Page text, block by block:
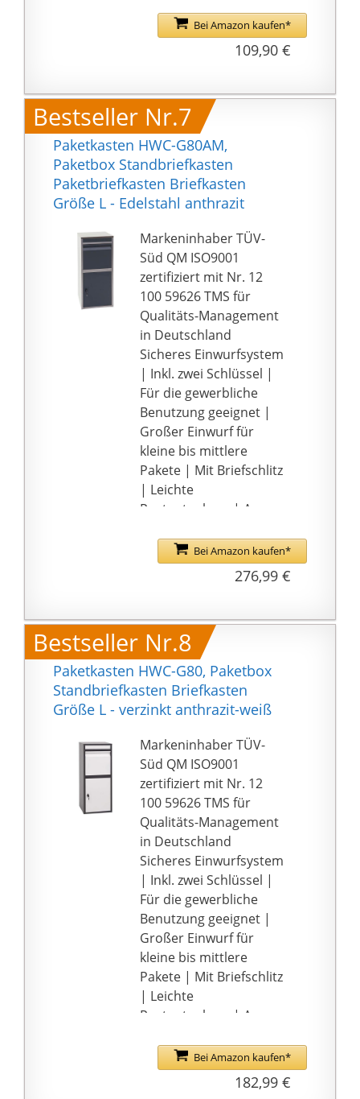
Das Schloss des
Briefkastens (inklusive 2
Schlüssel) befindet sich
unter der
Einwurfklappe
Hausnummern und
Klingeltaster finden Sie
ebenfalls bei uns
Bei Amazon kaufen*
109,90 €
Bestseller Nr.7
Paketkasten HWC-G80AM,
Paketbox Standbriefkasten
Paketbriefkasten Briefkasten
Größe L - Edelstahl anthrazit
Markeninhaber TÜV-
Süd QM ISO9001
zertifiziert mit Nr. 12
100 59626 TMS für
Qualitäts-Management
in Deutschland
Sicheres Einwurfsystem
| Inkl. zwei Schlüssel |
Für die gewerbliche
Benutzung geeignet |
Großer Einwurf für
kleine bis mittlere
Pakete | Mit Briefschlitz
| Leichte
Postentnahme | Am
Gewicht (ca.): 15-23 kg
Dimensionen (HxLxB):
Farbe: Anthrazit
Dieser
Großraumbriefkasten
zeichnet sich
besonders durch sein
und ist für Päckchen,
Großbriefe und
Büchersendungen
geeignet. Die Größe der
Postbox ist auch Ideal
für einen
professionellen
Gebrauch in Ihrer
Firma.
Dreifachschutz für Ihre
Post! Ein
Zylinderschloss, die
Tiefe des Gewerbe-
Briefkastens, wie auch
ein besonderer
Einwurf sichert Ihre
Post. Die Pakete
werden aufgelegt und
Bei Amazon kaufen*
276,99 €
Bestseller Nr.8
Paketkasten HWC-G80, Paketbox
Standbriefkasten Briefkasten
Größe L - verzinkt anthrazit-weiß
Markeninhaber TÜV-
Süd QM ISO9001
zertifiziert mit Nr. 12
100 59626 TMS für
Qualitäts-Management
in Deutschland
Sicheres Einwurfsystem
| Inkl. zwei Schlüssel |
Für die gewerbliche
Benutzung geeignet |
Großer Einwurf für
kleine bis mittlere
Pakete | Mit Briefschlitz
| Leichte
Postentnahme | Am
Gewicht (ca.): 15-23 kg
Dimensionen (HxLxB):
Bei Amazon kaufen*
182,99 €